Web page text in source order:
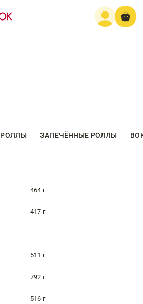
РОЛЛЫ ЗАПЕЧЁННЫЕ РОЛЛЫ
464 г
417 г
511 г
792 г
516 г